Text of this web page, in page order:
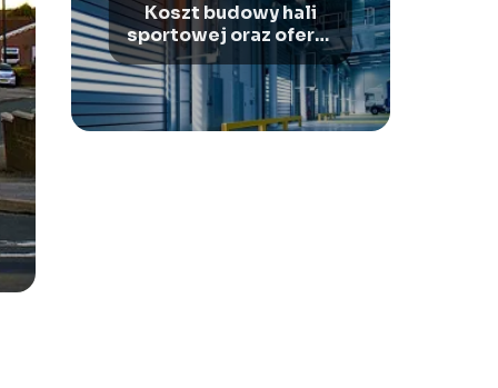
Koszt budowy hali
sportowej oraz oferty
na budowę hal
stalowych